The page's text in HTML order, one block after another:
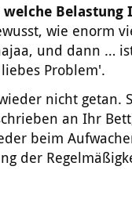
Belastung
wie enorm
und dann …
Problem'.
nicht getan.
an Ihr
beim
der